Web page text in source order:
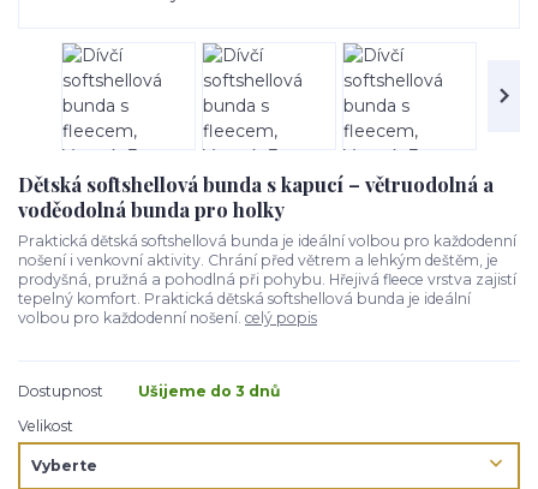
Dětská softshellová bunda s kapucí – větruodolná a
voděodolná bunda pro holky
Praktická dětská softshellová bunda je ideální volbou pro každodenní
nošení i venkovní aktivity. Chrání před větrem a lehkým deštěm, je
prodyšná, pružná a pohodlná při pohybu. Hřejivá fleece vrstva zajistí
tepelný komfort. Praktická dětská softshellová bunda je ideální
volbou pro každodenní nošení. celý popis
Dostupnost
Ušijeme do 3 dnů
Velikost